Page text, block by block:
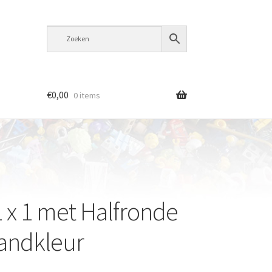
€0,00 0 items
x 1 met Halfronde